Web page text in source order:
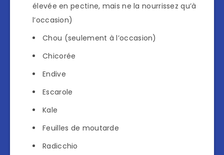
élevée en pectine, mais ne la nourrissez qu’à
l’occasion)
Chou (seulement à l’occasion)
Chicorée
Endive
Escarole
Kale
Feuilles de moutarde
Radicchio